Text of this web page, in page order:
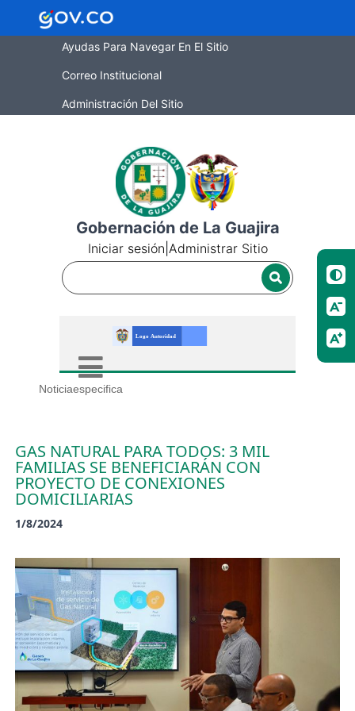
Ayudas Para Navegar En El Sitio
Correo Institucional
Administración Del Sitio
Gobernación de La Guajira
Iniciar sesión Administrar Sitio
Noticiaespecifica
GAS NATURAL PARA TODOS: 3 MIL
FAMILIAS SE BENEFICIARÁN CON
PROYECTO DE CONEXIONES
DOMICILIARIAS
1/8/2024